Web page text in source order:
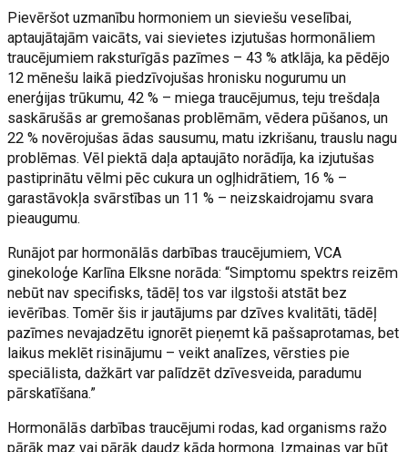
Pievēršot uzmanību hormoniem un sieviešu veselībai,
aptaujātajām vaicāts, vai sievietes izjutušas hormonāliem
traucējumiem raksturīgās pazīmes – 43 % atklāja, ka pēdējo
12 mēnešu laikā piedzīvojušas hronisku nogurumu un
enerģijas trūkumu, 42 % – miega traucējumus, teju trešdaļa
saskārušās ar gremošanas problēmām, vēdera pūšanos, un
22 % novērojušas ādas sausumu, matu izkrišanu, trauslu nagu
problēmas. Vēl piektā daļa aptaujāto norādīja, ka izjutušas
pastiprinātu vēlmi pēc cukura un ogļhidrātiem, 16 % –
garastāvokļa svārstības un 11 % – neizskaidrojamu svara
pieaugumu.
Runājot par hormonālās darbības traucējumiem, VCA
ginekoloģe Karlīna Elksne norāda: “Simptomu spektrs reizēm
nebūt nav specifisks, tādēļ tos var ilgstoši atstāt bez
ievērības. Tomēr šis ir jautājums par dzīves kvalitāti, tādēļ
pazīmes nevajadzētu ignorēt pieņemt kā pašsaprotamas, bet
laikus meklēt risinājumu – veikt analīzes, vērsties pie
speciālista, dažkārt var palīdzēt dzīvesveida, paradumu
pārskatīšana.”
Hormonālās darbības traucējumi rodas, kad organisms ražo
pārāk maz vai pārāk daudz kāda hormona. Izmaiņas var būt